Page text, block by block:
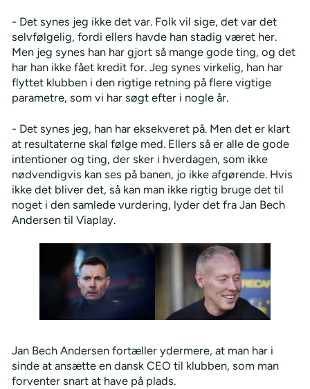
- Det synes jeg ikke det var. Folk vil sige, det var det
selvfølgelig, fordi ellers havde han stadig været her.
Men jeg synes han har gjort så mange gode ting, og det
har han ikke fået kredit for. Jeg synes virkelig, han har
flyttet klubben i den rigtige retning på flere vigtige
parametre, som vi har søgt efter i nogle år.
- Det synes jeg, han har eksekveret på. Men det er klart
at resultaterne skal følge med. Ellers så er alle de gode
intentioner og ting, der sker i hverdagen, som ikke
nødvendigvis kan ses på banen, jo ikke afgørende. Hvis
ikke det bliver det, så kan man ikke rigtig bruge det til
noget i den samlede vurdering, lyder det fra Jan Bech
Andersen til Viaplay.
Jan Bech Andersen fortæller ydermere, at man har i
sinde at ansætte en dansk CEO til klubben, som man
forventer snart at have på plads.